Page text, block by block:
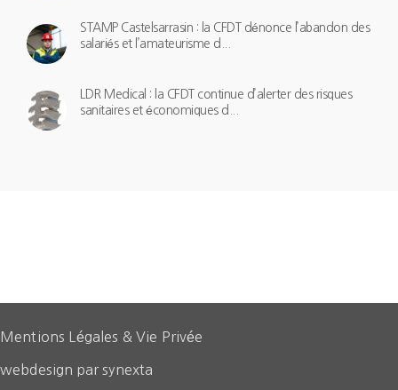
STAMP Castelsarrasin : la CFDT dénonce l’abandon des
salariés et l’amateurisme d...
LDR Medical : la CFDT continue d’alerter des risques
sanitaires et économiques d...
Mentions Légales & Vie Privée
webdesign par synexta